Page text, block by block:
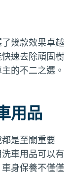
幾款效果卓越
速去除頑固樹
的不二之選。
用品
是至關重要
車用品可以有
身保養不僅僅